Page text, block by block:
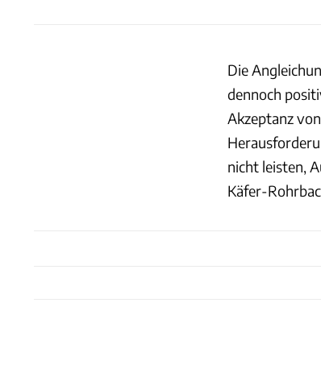
Die
dennoch
Akzeptanz
nicht leisten,
Käfer-